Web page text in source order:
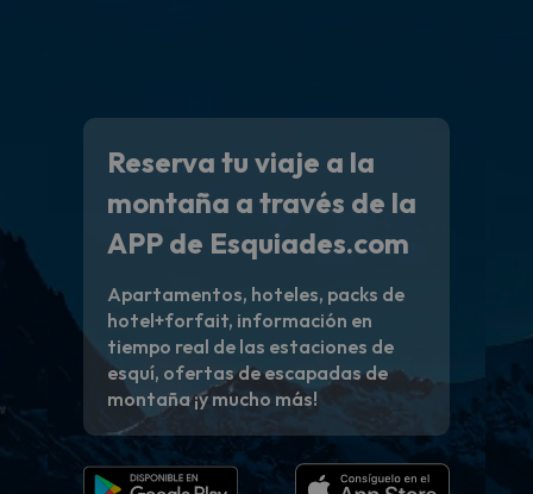
Reserva tu viaje a la
montaña a través de la
APP de Esquiades.com
Apartamentos, hoteles, packs de
hotel+forfait, información en
tiempo real de las estaciones de
esquí, ofertas de escapadas de
montaña ¡y mucho más!